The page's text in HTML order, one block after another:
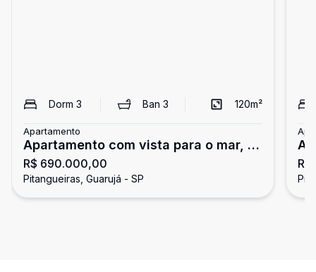
Dorm 3 Ban3 120m²
Apartamento
Apartamento com vista para o mar, 3
dormitórios, Pitangueiras, Guarujá
R$ 690.000,00
Pitangueiras, Guarujá - SP